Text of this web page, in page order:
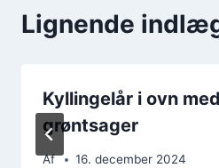
Lignende
Kyllingelår i ovn
grøntsager
Af 16. december 2024